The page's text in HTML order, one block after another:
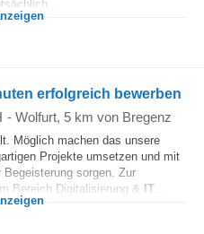
erfolgreich bewerben
- Wolfurt, 5 km von Bregenz
Möglich machen das unsere
Projekte umsetzen und mit
sorgen. Zur
Bereich Digitalisierung & IT